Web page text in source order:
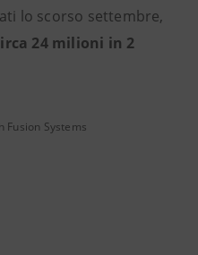
lo scorso settembre,
24 milioni in 2
Fusion Systems